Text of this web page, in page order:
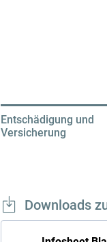
Entschädigung und
Versicherung
Downloads